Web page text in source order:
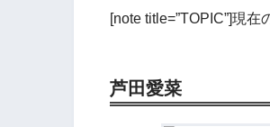
[note title=”TOPIC”]現
芦田愛菜